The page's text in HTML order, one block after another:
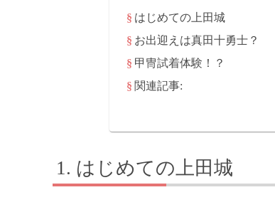
はじめての上田城
お出迎えは真田十勇士？
甲冑試着体験！？
関連記事:
はじめての上田城